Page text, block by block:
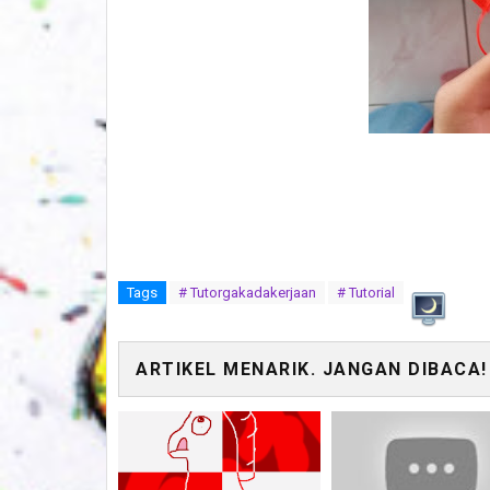
Tags # Tutorgakadakerjaan # Tutorial
ARTIKEL MENARIK. JANGAN DIBACA!